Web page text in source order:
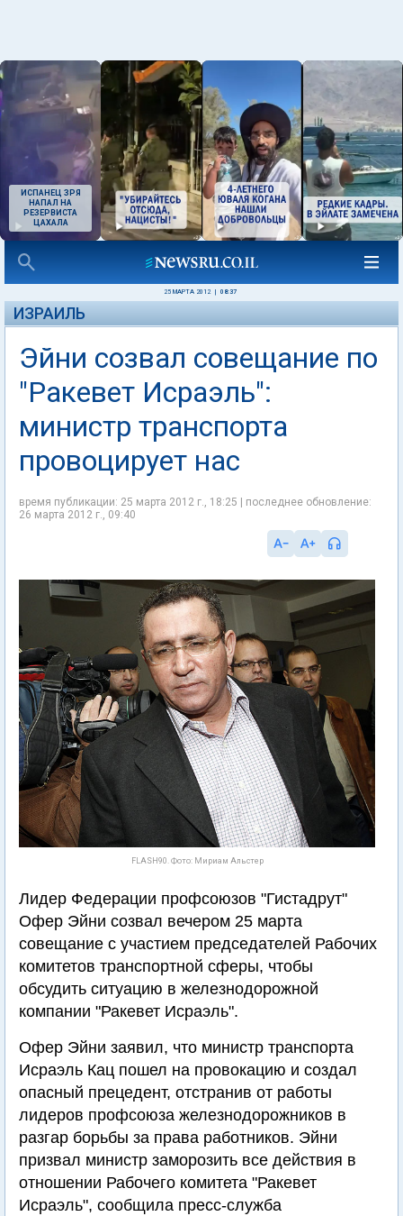
ИСПАНЕЦ ЗРЯ
НАПАЛ НА
РЕЗЕРВИСТА
ЦАХАЛА
25 МАРТА 2012 08:37
ИЗРАИЛЬ
Эйни созвал совещание по
"Ракевет Исраэль":
министр транспорта
провоцирует нас
время публикации: 25 марта 2012 г., 18:25 | последнее обновление:
26 марта 2012 г., 09:40
FLASH90. Фото: Мириам Альстер
Лидер Федерации профсоюзов "Гистадрут"
Офер Эйни созвал вечером 25 марта
совещание с участием председателей Рабочих
комитетов транспортной сферы, чтобы
обсудить ситуацию в железнодорожной
компании "Ракевет Исраэль".
Офер Эйни заявил, что министр транспорта
Исраэль Кац пошел на провокацию и создал
опасный прецедент, отстранив от работы
лидеров профсоюза железнодорожников в
разгар борьбы за права работников. Эйни
призвал министр заморозить все действия в
отношении Рабочего комитета "Ракевет
Исраэль", сообщила пресс-служба